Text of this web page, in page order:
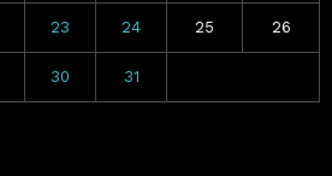
23 24 25 26
30 31